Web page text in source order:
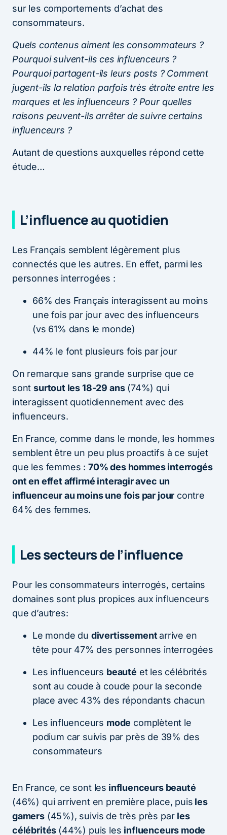
sur les comportements d’achat des
consommateurs.
Quels contenus aiment les consommateurs ?
Pourquoi suivent-ils ces influenceurs ?
Pourquoi partagent-ils leurs posts ? Comment
jugent-ils la relation parfois très étroite entre les
marques et les influenceurs ? Pour quelles
raisons peuvent-ils arrêter de suivre certains
influenceurs ?
Autant de questions auxquelles répond cette
étude…
L’influence au quotidien
Les Français semblent légèrement plus
connectés que les autres. En effet, parmi les
personnes interrogées :
66% des Français interagissent au moins
une fois par jour avec des influenceurs
(vs 61% dans le monde)
44% le font plusieurs fois par jour
On remarque sans grande surprise que ce
sontsurtout les 18-29 ans(74%) qui
interagissent quotidiennement avec des
influenceurs.
En France, comme dans le monde, les hommes
semblent être un peu plus proactifs à ce sujet
que les femmes : 70% des hommes interrogés
ont en effet affirmé interagir avec un
influenceur au moins une fois par jour contre
64% des femmes.
Les secteurs de l’influence
Pour les consommateurs interrogés, certains
domaines sont plus propices aux influenceurs
que d’autres:
Le monde du divertissementarrive en
tête pour 47% des personnes interrogées
Les influenceurs beauté et les célébrités
sont au coude à coude pour la seconde
place avec 43% des répondants chacun
Les influenceurs mode complètent le
podium car suivis par près de 39% des
consommateurs
En France, ce sont les influenceurs beauté
(46%) qui arrivent en première place, puis les
gamers(45%), suivis de très près par les
célébrités (44%) puis les influenceurs mode